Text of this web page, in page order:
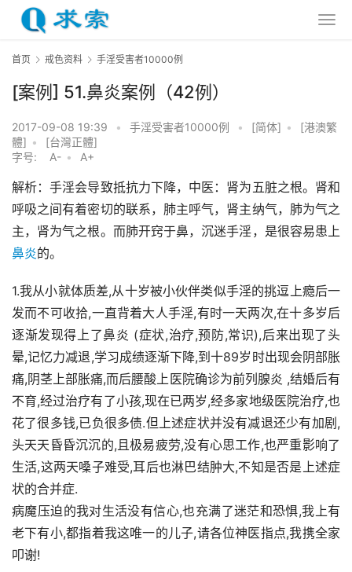
首页 戒色资料 手淫受害者10000例
[案例] 51.鼻炎案例（42例）
2017-09-08 19:39 • 手淫受害者10000例 • [简体] •
[港澳繁
體] •
[台灣正體]
字号:
A- • A+
解析：手淫会导致抵抗力下降，中医：肾为五脏之根。肾和
呼吸之间有着密切的联系，肺主呼气，肾主纳气，肺为气之
主，肾为气之根。而肺开窍于鼻，沉迷手淫，是很容易患上
鼻炎的。
1.我从小就体质差,从十岁被小伙伴类似手淫的挑逗上瘾后一
发而不可收拾,一直背着大人手淫,有时一天两次,在十多岁后
逐渐发现得上了鼻炎 (症状,治疗,预防,常识),后来出现了头
晕,记忆力减退,学习成绩逐渐下降,到十89岁时出现会阴部胀
痛,阴茎上部胀痛,而后腰酸上医院确诊为前列腺炎 ,结婚后有
不育,经过治疗有了小孩,现在已两岁,经多家地级医院治疗,也
花了很多钱,已负很多债.但上述症状并没有减退还少有加剧,
头天天昏昏沉沉的,且极易疲劳,没有心思工作,也严重影响了
生活,这两天嗓子难受,耳后也淋巴结肿大,不知是否是上述症
状的合并症.
病魔压迫的我对生活没有信心,也充满了迷茫和恐惧,我上有
老下有小,都指着我这唯一的儿子,请各位神医指点,我携全家
叩谢!